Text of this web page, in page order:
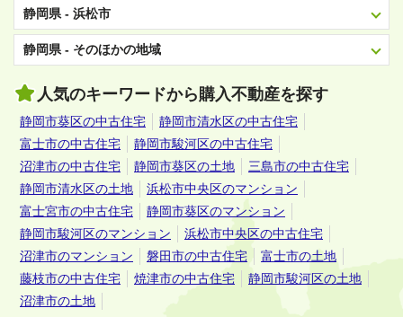
静岡県 - 浜松市
静岡県 - そのほかの地域
人気のキーワードから購入不動産を探す
静岡市葵区の中古住宅
静岡市清水区の中古住宅
富士市の中古住宅
静岡市駿河区の中古住宅
沼津市の中古住宅
静岡市葵区の土地
三島市の中古住宅
静岡市清水区の土地
浜松市中央区のマンション
富士宮市の中古住宅
静岡市葵区のマンション
静岡市駿河区のマンション
浜松市中央区の中古住宅
沼津市のマンション
磐田市の中古住宅
富士市の土地
藤枝市の中古住宅
焼津市の中古住宅
静岡市駿河区の土地
沼津市の土地